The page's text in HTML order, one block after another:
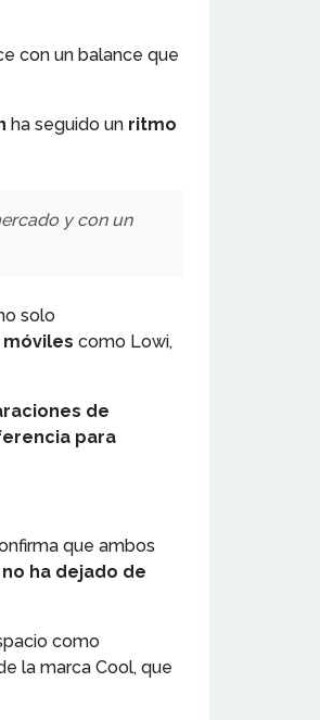
con un balance que
ha seguido un ritmo
y con un
solo
como Lowi,
de
para
que ambos
no ha dejado de
como
la marca Cool, que